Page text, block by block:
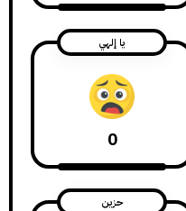
يا إلهي
0
حزين